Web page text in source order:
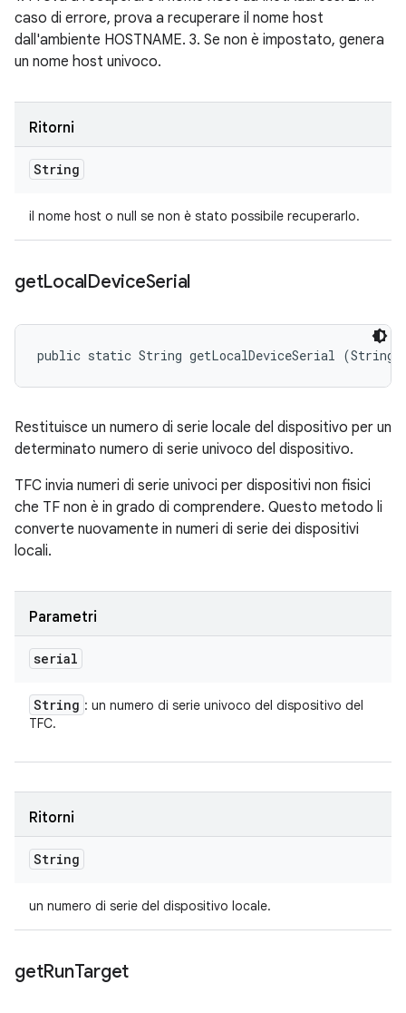
caso di errore, prova a recuperare il nome host
dall'ambiente HOSTNAME. 3. Se non è impostato, genera
un nome host univoco.
Ritorni
String
il nome host o null se non è stato possibile recuperarlo.
getLocalDeviceSerial
public static String getLocalDeviceSerial (String
Restituisce un numero di serie locale del dispositivo per un
determinato numero di serie univoco del dispositivo.
TFC invia numeri di serie univoci per dispositivi non fisici
che TF non è in grado di comprendere. Questo metodo li
converte nuovamente in numeri di serie dei dispositivi
locali.
Parametri
serial
String : un numero di serie univoco del dispositivo del
TFC.
Ritorni
String
un numero di serie del dispositivo locale.
getRunTarget